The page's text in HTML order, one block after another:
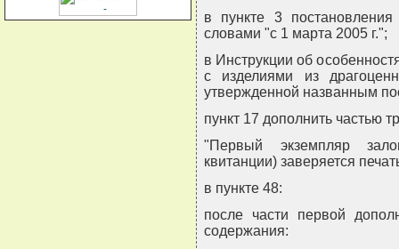
в пункте 3
словами "с 1 марта 2005 г.";
в Инструкции об
с изделиями из
утвержденной названным
пункт 17 дополнить частью
"Первый экземпляр
квитанции) заверяется
в пункте 48:
после части первой
содержания: